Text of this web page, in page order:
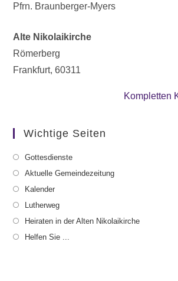
Pfrn. Braunberger-Myers
Alte Nikolaikirche
Römerberg
Frankfurt,60311
Kompletten
Wichtige Seiten
Gottesdienste
Aktuelle Gemeindezeitung
Kalender
Lutherweg
Heiraten in der Alten Nikolaikirche
Helfen Sie ...